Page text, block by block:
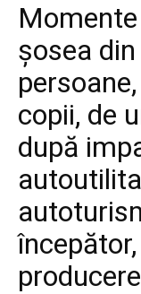
șosea
copii, de
după